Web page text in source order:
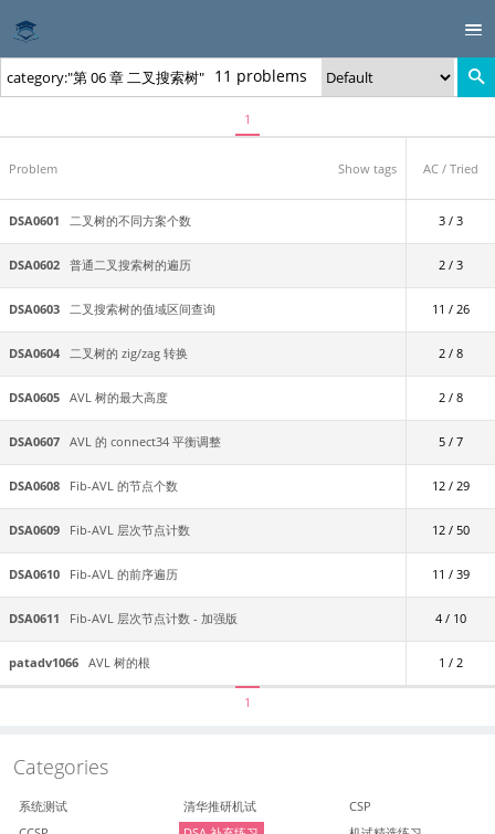
11 problems
1
Problem Show tags AC / Tried
DSA0601 二叉树的不同方案个数 3 / 3
DSA0602 普通二叉搜索树的遍历 2 / 3
DSA0603 二叉搜索树的值域区间查询 11 / 26
DSA0604 二叉树的 zig/zag 转换 2 / 8
DSA0605 AVL 树的最大高度 2 / 8
DSA0607 AVL 的 connect34 平衡调整 5 / 7
DSA0608 Fib-AVL 的节点个数 12 / 29
DSA0609 Fib-AVL 层次节点计数 12 / 50
DSA0610 Fib-AVL 的前序遍历 11 / 39
DSA0611 Fib-AVL 层次节点计数 - 加强版 4 / 10
patadv1066 AVL 树的根 1 / 2
1
Categories
系统测试 清华推研机试
CSP